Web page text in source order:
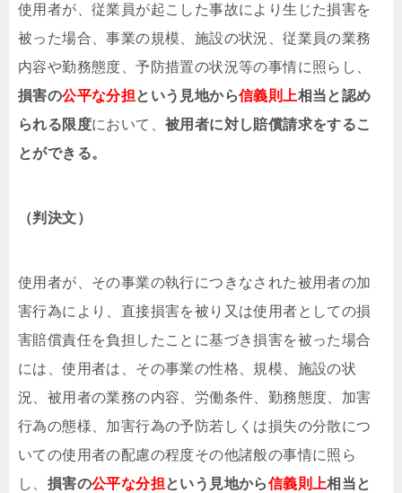
使用者が、従業員が起こした事故により生じた損害を
被った場合、事業の規模、施設の状況、従業員の業務
内容や勤務態度、予防措置の状況等の事情に照らし、
損害の公平な分担という見地から信義則上相当と認め
られる限度において、 被用者に対し賠償請求をするこ
とができる。
（判決文）
使用者が、その事業の執行につきなされた被用者の加
害行為により、直接損害を被り又は使用者としての損
害賠償責任を負担したことに基づき損害を被った場合
には、使用者は、その事業の性格、規模、施設の状
況、被用者の業務の内容、労働条件、勤務態度、加害
行為の態様、加害行為の予防若しくは損失の分散につ
いての使用者の配慮の程度その他諸般の事情に照ら
し、 損害の公平な分担という見地から信義則上相当と